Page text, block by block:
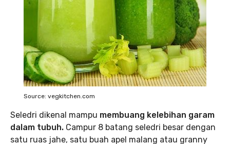
Source: vegkitchen.com
Seledri dikenal mampu membuang kelebihan garam
dalam tubuh. Campur 8 batang seledri besar dengan
satu ruas jahe, satu buah apel malang atau granny